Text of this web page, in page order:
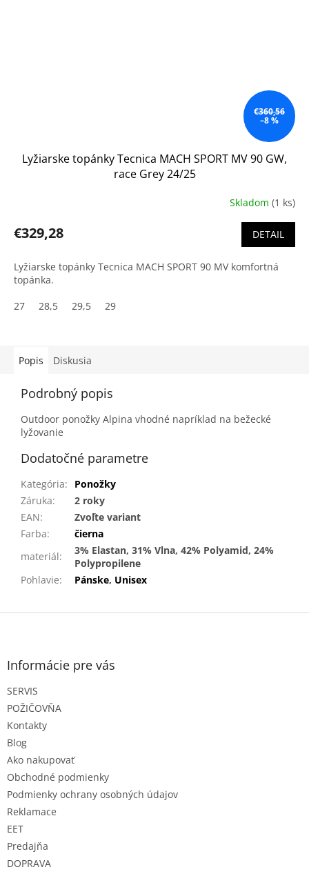
€360,56
–8 %
Lyžiarske topánky Tecnica MACH SPORT MV 90 GW,
race Grey 24/25
Skladom (1 ks)
€329,28 DETAIL
Lyžiarske topánky Tecnica MACH SPORT 90 MV komfortná
topánka.
27
28,5 29,5 29
Popis Diskusia
Podrobný popis
Outdoor ponožky Alpina vhodné napríklad na bežecké
lyžovanie
Dodatočné parametre
Kategória:
Ponožky
Záruka:
2 roky
EAN:
Zvoľte variant
Farba:
čierna
materiál:
3% Elastan, 31% Vlna, 42% Polyamid, 24%
Polypropilene
Pohlavie: Pánske, Unisex
Z
Informácie pre vás
SERVIS
POŽIČOVŇA
Kontakty
Blog
Ako nakupovať
Obchodné podmienky
Podmienky ochrany osobných údajov
Reklamace
EET
Predajňa
DOPRAVA